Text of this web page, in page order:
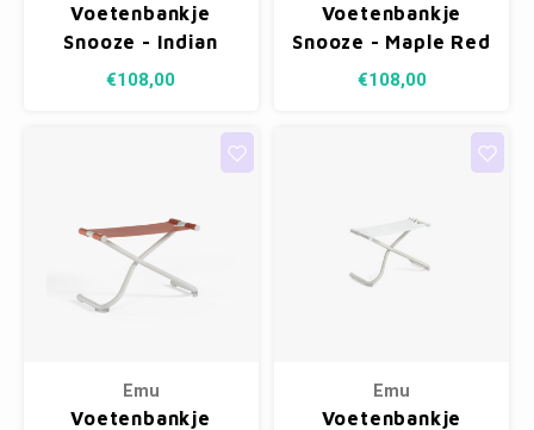
Voetenbankje
Snooze - Indian
Brown 41/Beige
€108,00
Voetenbankje
Snooze - Maple Red
26/Peach 300/41
€108,00
Emu
Voetenbankje
Emu
Voetenbankje